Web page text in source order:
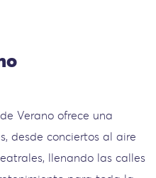
Verano ofrece una
desde conciertos al aire
llenando las calles